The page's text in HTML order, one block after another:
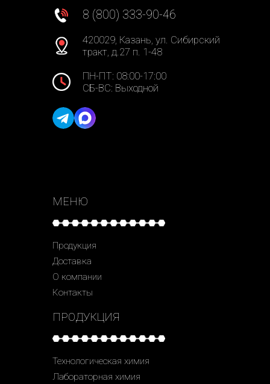
8 (800) 333-90-46
420029, Казань, ул. Сибирский
тракт, д.27 п. 1-48
ПН-ПТ: 08:00-17:00
СБ-ВС: Выходной
МЕНЮ
Продукция
Доставка
О компании
Контакты
ПРОДУКЦИЯ
Технологическая химия
Лабораторная химия